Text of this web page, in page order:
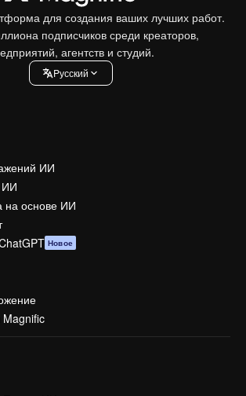
для создания ваших лучших работ.
подписчиков среди креаторов,
агентств и студий.
Pусский
ИИ
ИИ
на основе ИИ
Новое
Magnific